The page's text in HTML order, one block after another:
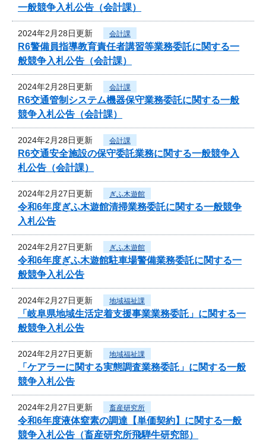
一般競争入札公告（会計課）
2024年2月28日更新 会計課
R6警備員指導教育責任者講習等業務委託に関する一
般競争入札公告（会計課）
2024年2月28日更新 会計課
R6交通管制システム機器保守業務委託に関する一般
競争入札公告（会計課）
2024年2月28日更新 会計課
R6交通安全施設の保守委託業務に関する一般競争入
札公告（会計課）
2024年2月27日更新 ぎふ木遊館
令和6年度ぎふ木遊館清掃業務委託に関する一般競争
入札公告
2024年2月27日更新 ぎふ木遊館
令和6年度ぎふ木遊館駐車場警備業務委託に関する一
般競争入札公告
2024年2月27日更新 地域福祉課
「岐阜県地域生活定着支援事業業務委託」に関する一
般競争入札公告
2024年2月27日更新 地域福祉課
「ケアラーに関する実態調査業務委託」に関する一般
競争入札公告
2024年2月27日更新 畜産研究所
令和6年度液体窒素の調達【単価契約】に関する一般
競争入札公告（畜産研究所飛騨牛研究部）